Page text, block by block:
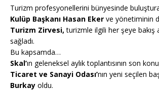
Turizm profesyonellerini bünyesinde
Kulüp Başkanı Hasan Eker ve yönetiminin
Turizm Zirvesi, turizmle ilgili her şeye bakış
sağladı.
Bu kapsamda…
Skal’ın geleneksel aylık toplantısının son
Ticaret ve Sanayi Odası’nın yeni seçilen
Burkay oldu.